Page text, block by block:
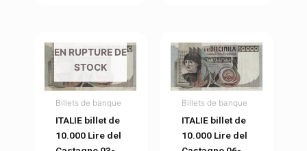
EN RUPTURE DE
STOCK
Billets de banque
ITALIE billet de
10.000 Lire del
Billets de banque
ITALIE billet de
10.000 Lire del